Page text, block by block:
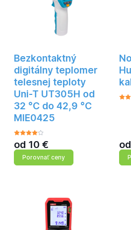
Bezkontaktný
digitálny teplomer
telesnej teploty
Uni-T UT305H od
32 °C do 42,9 °C
MIE0425
od 10 €
Porovnať ceny
od